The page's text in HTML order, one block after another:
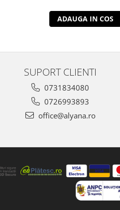
ADAUGA IN COS
SUPORT CLIENTI
0731834080
0726993893
office@alyana.ro